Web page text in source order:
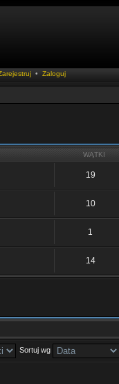
• Zaloguj
WĄTKI
19
10
1
14
Sortuj wg